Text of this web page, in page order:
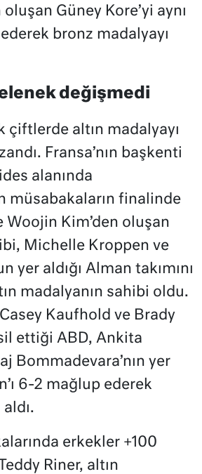
Güney Kore’yi aynı
bronz madalyayı
değişmedi
çiftlerde altın madalyayı
Fransa’nın başkenti
alanında
müsabakaların finalinde
Woojin Kim’den oluşan
Michelle Kroppen ve
yer aldığı Alman takımını
madalyanın sahibi oldu.
Kaufhold ve Brady
ettiği ABD, Ankita
Bommadevara’nın yer
6-2 mağlup ederek
erkekler +100
Riner, altın